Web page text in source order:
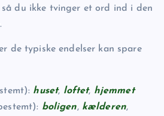
så du ikke tvinger et ord ind i den
de typiske endelser kan spare
huset, loftet, hjemmet
boligen, kælderen,